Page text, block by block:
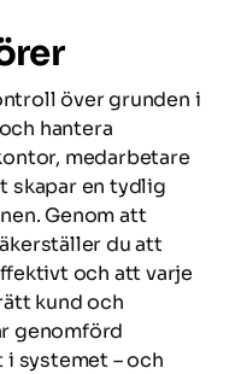
över grunden i
hantera
medarbetare
skapar en tydlig
Genom att
du att
och att varje
kund och
genomförd
systemet – och